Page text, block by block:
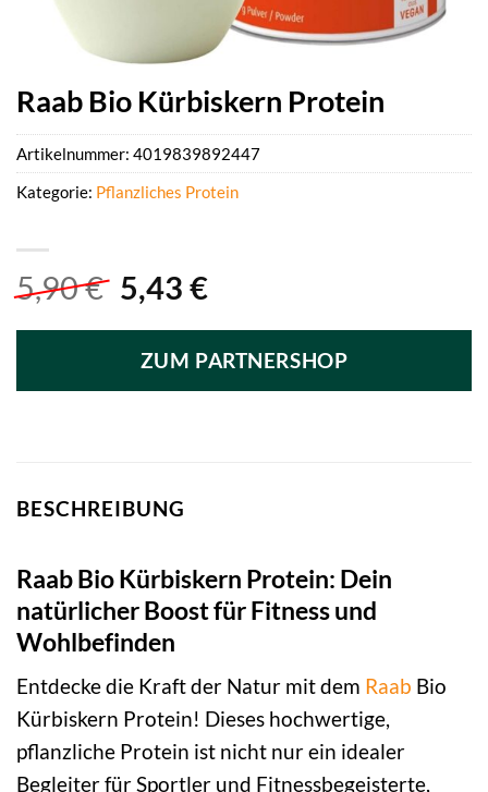
Raab Bio Kürbiskern Protein
5,90€ Ursprünglicher
war:
5,90 €
5,43 €Aktueller
ist:
5,43 €.
ZUM PARTNERSHOP
Artikelnummer: 4019839892447
Kategorie: Pflanzliches Protein
BESCHREIBUNG
Raab Bio Kürbiskern Protein: Dein
natürlicher Boost für Fitness und
Wohlbefinden
Entdecke die Kraft der Natur mit dem Raab Bio
Kürbiskern Protein! Dieses hochwertige,
pflanzliche Protein ist nicht nur ein idealer
Begleiter für Sportler und Fitnessbegeisterte,